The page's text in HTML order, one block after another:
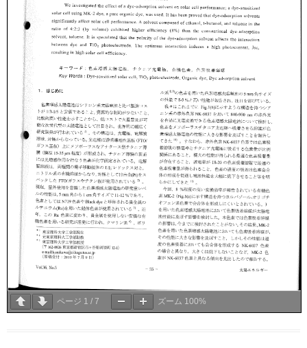
ページ 1 / 7 ズーム 100%